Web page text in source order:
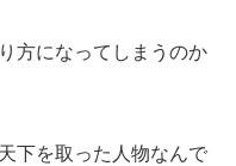
方になってしまうのか
下を取った人物なんで